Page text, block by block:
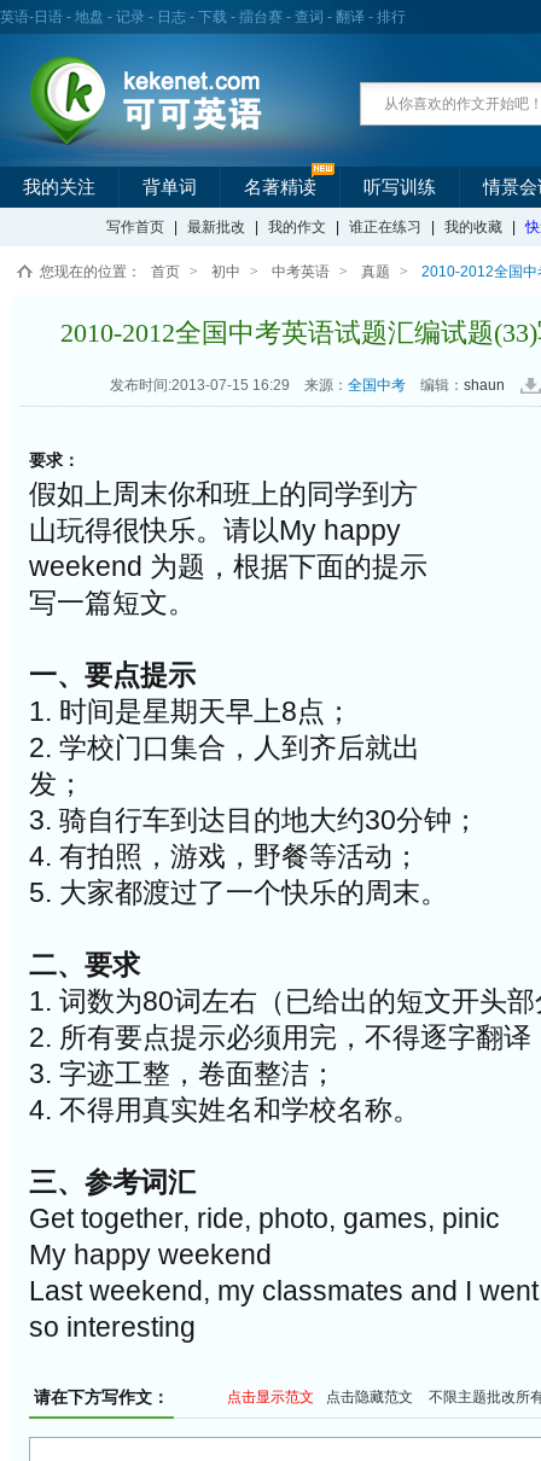
英语- 日语 - 地盘 - 记录 - 日志 - 下载 - 擂台赛 - 查词 - 翻译 - 排行
我的关注 背单词 名著精读 听写训练 情景会
写作首页 最新批改 我的作文 谁正在练习 我的收藏
您现在的位置： 首页 > 初中 > 中考英语 > 真题 > 2010-2012全国
2010-2012全国中考英语试题汇编试题
发布时间:2013-07-15 16:29 来源： 全国中考 编辑： shaun
要求：
假如上周末你和班上的同学到方
山玩得很快乐。请以My happy
weekend 为题，根据下面的提示
写一篇短文。
一、要点提示
1. 时间是星期天早上8点；
2. 学校门口集合，人到齐后就出
发；
3. 骑自行车到达目的地大约30分钟；
4. 有拍照，游戏，野餐等活动；
5. 大家都渡过了一个快乐的周末。
二、要求
1. 词数为80词左右（已给出的短文开头
2. 所有要点提示必须用完，不得逐字翻译
3. 字迹工整，卷面整洁；
4. 不得用真实姓名和学校名称。
三、参考词汇
Get together, ride, photo, games, pinic
My happy weekend
Last weekend, my classmates and I
so interesting
请在下方写作文： 点击显示范文 点击隐藏范文 不限主题批改所